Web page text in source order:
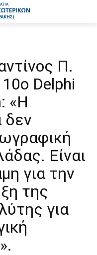
Π.
Delphi
«Η
δεν
Είναι
για την
της
για